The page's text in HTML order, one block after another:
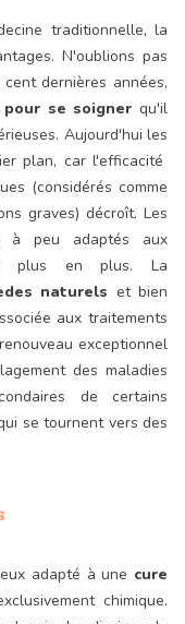
traditionnelle, la
N'oublions pas
dernières années,
se soigner qu'il
Aujourd'hui les
plan, car l'efficacité
(considérés comme
graves) décroît. Les
peu adaptés aux
plus en plus. La
naturels et bien
aux traitements
exceptionnel
des maladies
de certains
se tournent vers des
adapté à une cure
chimique.